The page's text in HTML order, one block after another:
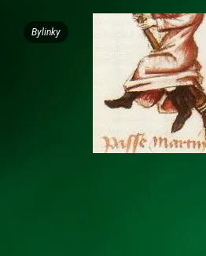
Bylinky